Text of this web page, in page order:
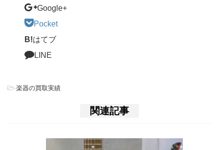
Google+
Pocket
B!はてブ
LINE
-楽器の買取実績
関連記事